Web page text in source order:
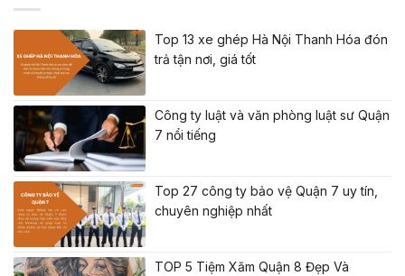
Top 13 xe ghép Hà Nội Thanh Hóa đón
trả tận nơi, giá tốt
Công ty luật và văn phòng luật sư Quận
7 nổi tiếng
Top 27 công ty bảo vệ Quận 7 uy tín,
chuyên nghiệp nhất
TOP 5 Tiệm Xăm Quận 8 Đẹp Và